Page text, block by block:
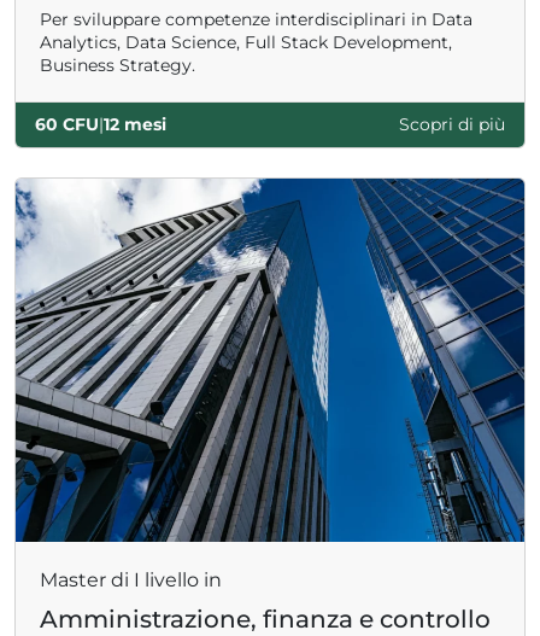
Per sviluppare competenze interdisciplinari in Data
Analytics, Data Science, Full Stack Development,
Business Strategy.
60 CFU|12 mesi Scopri di più
Master di I livello in
Amministrazione, finanza e controllo